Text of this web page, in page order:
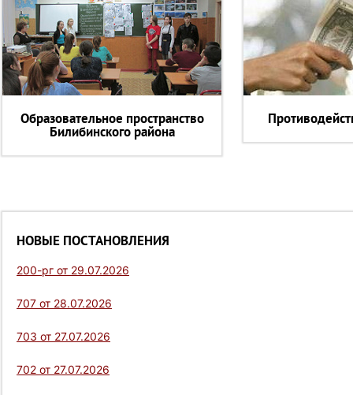
Образовательное пространство
Билибинского района
НОВЫЕ ПОСТАНОВЛЕНИЯ
200-рг от 29.07.2026
707 от 28.07.2026
703 от 27.07.2026
702 от 27.07.2026